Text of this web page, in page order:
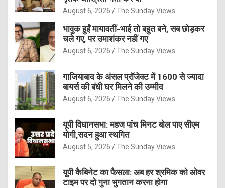
August 6, 2026 The Sunday Views
भावुक हुईं मायावतीं-भाई तो बहुत बने, सब छोड़कर
चले गए, पर उमाशंकर नहीं गए
August 6, 2026 The Sunday Views
गाजियाबाद के अंसल प्रॉजेक्ट में 1600 से ज्यादा
बायर्स की बंधी घर मिलने की उम्मीद
August 6, 2026 The Sunday Views
यूपी विधानसभा: महज पांच मिनट बोल पाए सीएम
योगी,सदन हुआ स्थगित
August 5, 2026 The Sunday Views
यूपी कैबिनेट का फैसला: अब हर श्रमिक को ओवर
टाइम पर दो गुना भुगतान करना होगा